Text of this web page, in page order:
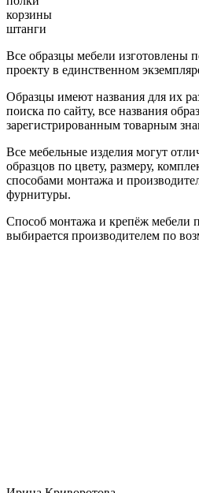
корзины
штанги
Все образцы мебели изготовлены
проекту в единственном
Образцы имеют названия для их
поиска по сайту, все названия
зарегистрированным товарным
Все мебельные изделия могут
образцов по цвету, размеру,
способами монтажа и
фурнитуры.
Способ монтажа и крепёж мебели
выбирается производителем по